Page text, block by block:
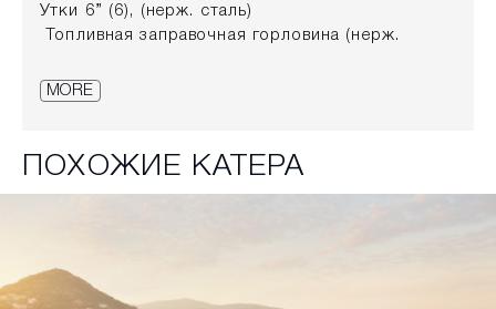
Утки 6” (6), (нерж. сталь)
Топливная заправочная горловина (нерж.
Сливная трюмная пробка (латунь)
брус ПВХ со вставкой из нержавеющей стали
Воздухозаборники моторного отсека Лобовое
стекло с проходом по левому борту
MORE
ПОХОЖИЕ КАТЕРА